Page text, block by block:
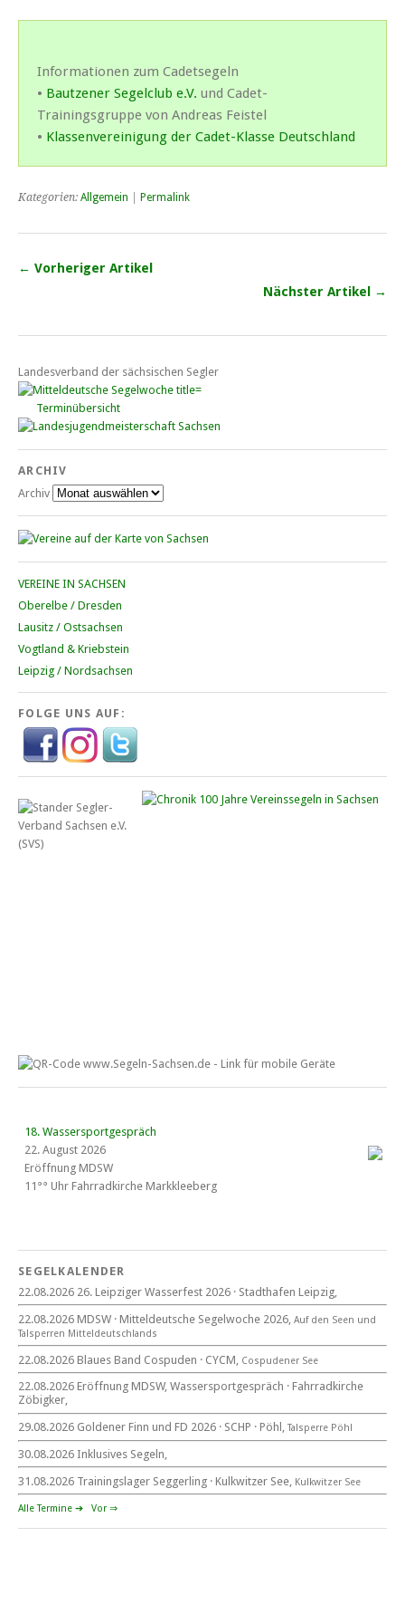
Informationen zum Cadetsegeln
• Bautzener Segelclub e.V. und Cadet-
Trainingsgruppe von Andreas Feistel
• Klassenvereinigung der Cadet-Klasse Deutschland
Kategorien: Allgemein Permalink
← Vorheriger Artikel
Nächster Artikel →
Landesverband der sächsischen Segler
Terminübersicht
ARCHIV
Archiv
VEREINE IN SACHSEN
Oberelbe / Dresden
Lausitz / Ostsachsen
Vogtland & Kriebstein
Leipzig / Nordsachsen
FOLGE UNS AUF:
18. Wassersportgespräch
22. August 2026
Eröffnung MDSW
11°° Uhr Fahrrad­kirche Markkleeberg
22. August 2026
beim CYCM
für alle Segler am See
Mitteldeutsche Segelwoche
22. – 30. August 2026 in Sachsen · Thüringen · Sachsen Anhalt
Goldener Finn und FD 2026
29. – 30. August 2026
beim SCHP auf der Talsperre Pöhl
SEGELKALENDER
22.08.2026 26. Leipziger Wasserfest 2026 · Stadthafen Leipzig,
22.08.2026 MDSW · Mitteldeutsche Segelwoche 2026, Auf den Seen und
Tal­sperren Mittel­deut­sch­lands
22.08.2026 Blaues Band Cospuden · CYCM, Cospudener See
22.08.2026 Eröffnung MDSW, Wassersportgespräch · Fahrradkirche
Zöbigker,
29.08.2026 Goldener Finn und FD 2026 · SCHP · Pöhl, Talsperre Pöhl
30.08.2026 Inklusives Segeln,
31.08.2026 Trainingslager Seggerling · Kulkwitzer See, Kulkwitzer See
Alle Termine ➔ Vor ⇒